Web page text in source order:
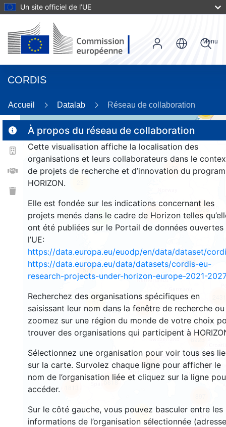
Un site officiel de l’UE
CORDIS
Menu
Accueil Datalab Réseau de collaboration
À propos du réseau de collaboration
Cette visualisation affiche la localisation des
organisations et leurs collaborateurs dans le
de projets de recherche et d’innovation du
HORIZON.
Elle est fondée sur les indications concernant les
projets menés dans le cadre de Horizon telles
ont été publiées sur le Portail de données ouvertes
l’UE:
https://data.europa.eu/euodp/en/data/dataset/
https://data.europa.eu/data/datasets/cordis-eu-
research-projects-under-horizon-europe-2021-2027
Recherchez des organisations spécifiques en
saisissant leur nom dans la fenêtre de recherche ou
zoomez sur une région du monde de votre choix
trouver des organisations qui participent à
Sélectionnez une organisation pour voir tous ses
sur la carte. Survolez chaque ligne pour afficher le
nom de l’organisation liée et cliquez sur la ligne
accéder.
Sur le côté gauche, vous pouvez basculer entre les
informations de l’organisation sélectionnée
9
159
247
14
5818
67
479
3553
1572
18666
1568